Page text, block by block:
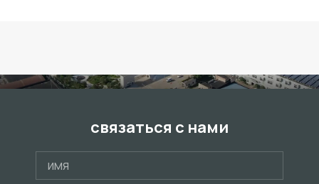
связаться с нами